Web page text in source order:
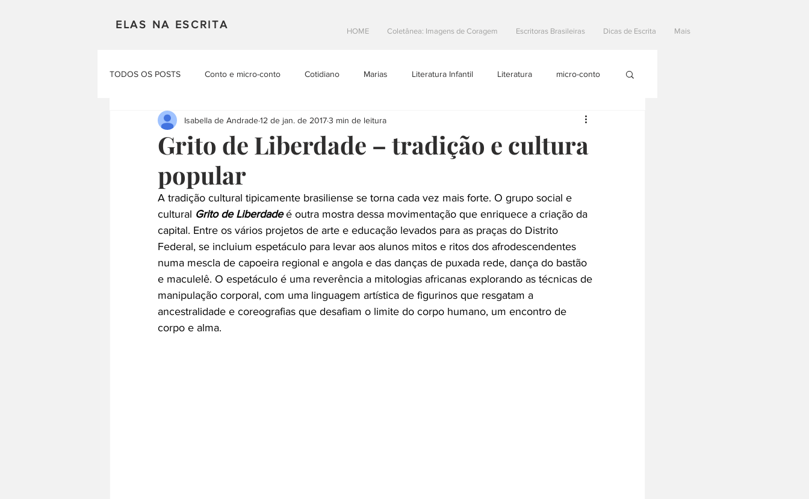
ELAS NA ESCRITA
HOME Coletânea: Imagens de Coragem Escritoras Brasileiras Dicas de Escrita Mais
TODOS OS POSTS Conto e micro-conto Cotidiano Marias Literatura Infantil Literatura micro-conto
Mulheres em Cena Poesia Projetos Literarios Escritoras Brasileiras
Materias Literarias Produçao Autoral
Grito de Liberdade – tradição e cultura
popular
Isabella de Andrade12 de jan. de 20173 min de leitura
A tradição cultural tipicamente brasiliense se torna cada vez mais forte. O grupo social e
cultural Grito de Liberdade é outra mostra dessa movimentação que enriquece a criação da
capital. Entre os vários projetos de arte e educação levados para as praças do Distrito
Federal, se incluium espetáculo para levar aos alunos mitos e ritos dos afrodescendentes
numa mescla de capoeira regional e angola e das danças de puxada rede, dança do bastão
e maculelê. O espetáculo é uma reverência a mitologias africanas explorando as técnicas de
manipulação corporal, com uma linguagem artística de figurinos que resgatam a
ancestralidade e coreografias que desafiam o limite do corpo humano, um encontro de
corpo e alma.